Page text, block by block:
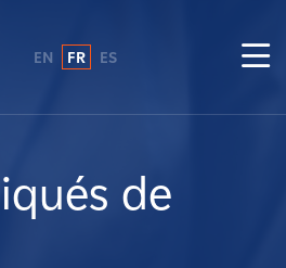
EN FR ES
de